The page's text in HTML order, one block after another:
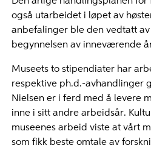
også utarbeidet i løpet av
anbefalinger ble den vedtatt
begynnelsen av inneværende
Museets to stipendiater har
respektive ph.d.-avhandlinger
Nielsen er i ferd med å levere
inne i sitt andre arbeidsår.
museenes arbeid viste at vårt
som fikk beste omtale av